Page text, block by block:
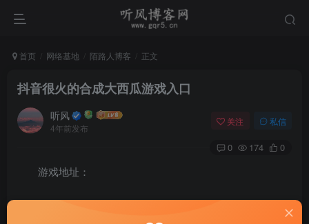
首页 网络基地 陌路人博客 正文
抖音很火的合成大西瓜游戏入口
听风
4年前发布
关注 私信
0 174 0
游戏地址：